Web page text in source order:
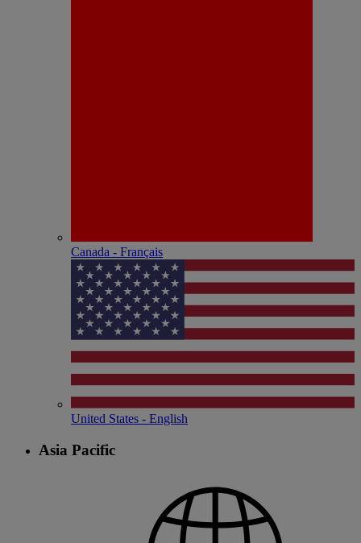
Canada - Français
United States - English
Asia Pacific